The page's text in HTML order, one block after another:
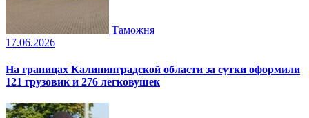
Таможня
17.06.2026
На границах Калининградской области за сутки оформили
121 грузовик и 276 легковушек